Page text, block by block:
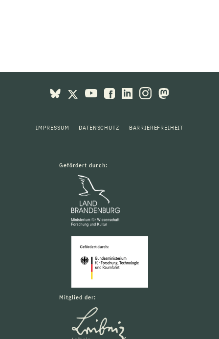
IMPRESSUM DATENSCHUTZ BARRIEREFREIHEIT
Gefördert durch:
Mitglied der: